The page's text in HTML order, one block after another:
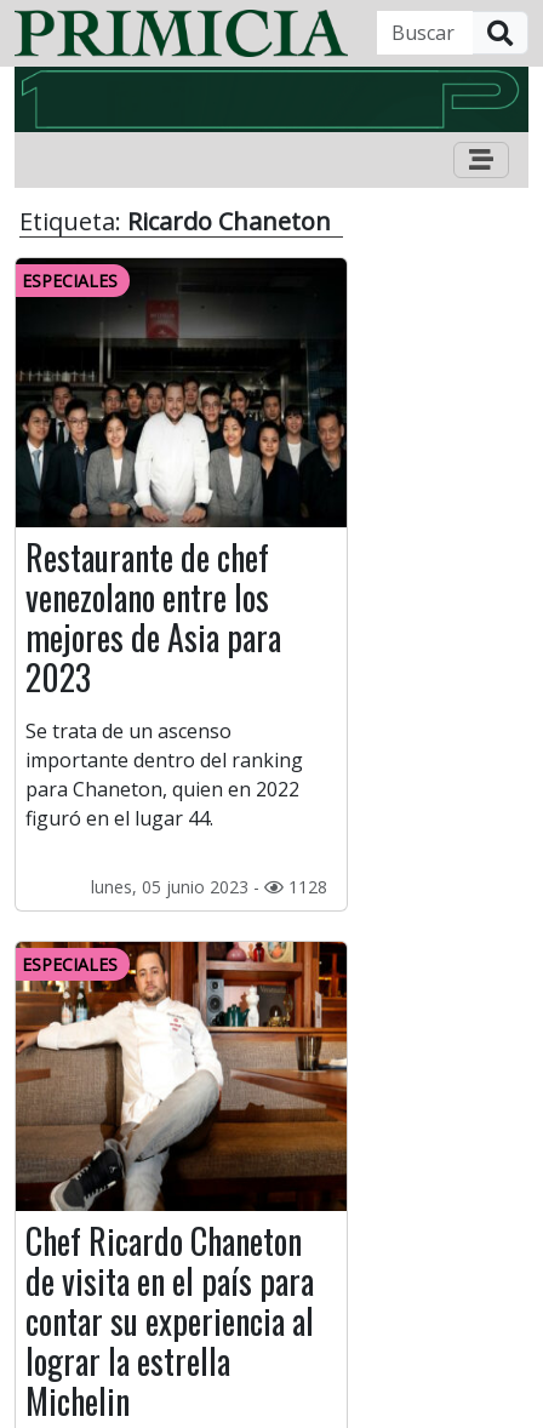
Etiqueta: Ricardo Chaneton
ESPECIALES
Restaurante de chef
venezolano entre los
mejores de Asia para
2023
Se trata de un ascenso
importante dentro del ranking
para Chaneton, quien en 2022
figuró en el lugar 44.
lunes, 05 junio 2023 - 1128
ESPECIALES
Chef Ricardo Chaneton
de visita en el país para
contar su experiencia al
lograr la estrella
Michelin